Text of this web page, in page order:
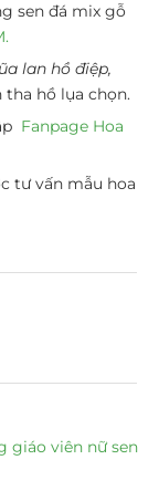
sen đá mix gỗ
lan hồ điệp,
tha hồ lụa chọn.
Fanpage Hoa
tư vấn mẫu hoa